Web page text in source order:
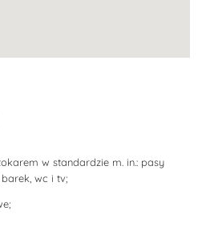
w standardzie m. in.: pasy
wc i tv;